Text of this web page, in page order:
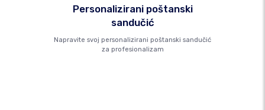
Personalizirani poštanski
sandučić
Napravite svoj personalizirani poštanski sandučić
za profesionalizam